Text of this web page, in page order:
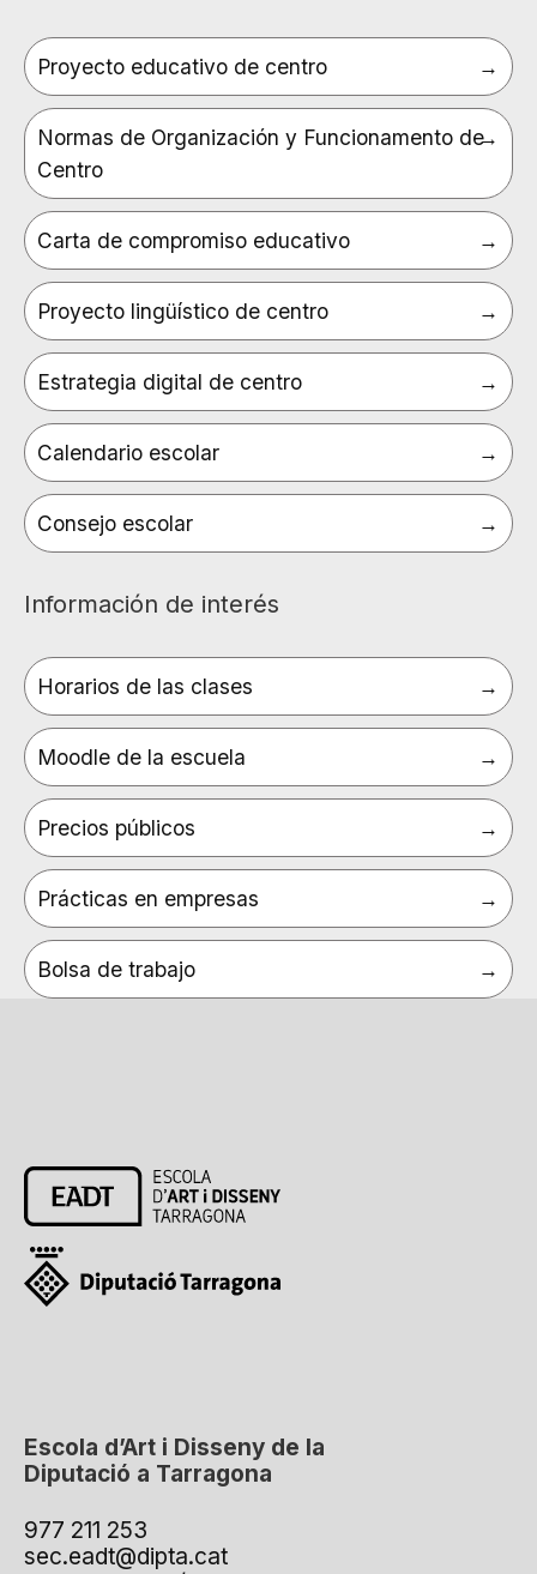
Proyecto educativo de centro
Normas de Organización y Funcionamento de
Centro
Carta de compromiso educativo
Proyecto lingüístico de centro
Estrategia digital de centro
Calendario escolar
Consejo escolar
Información de interés
Horarios de las clases
Moodle de la escuela
Precios públicos
Prácticas en empresas
Bolsa de trabajo
Escola d’Art i Disseny de la
Diputació a Tarragona
977 211 253
sec.eadt@dipta.cat